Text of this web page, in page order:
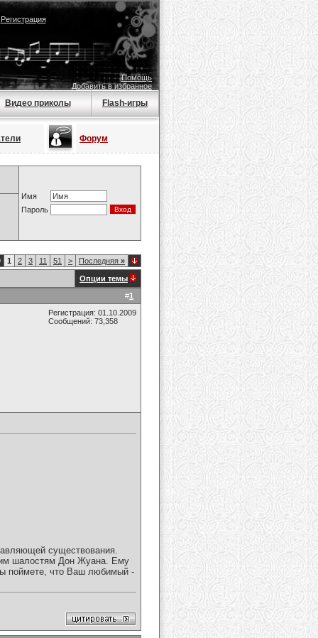
Регистрация
Помощь
Добавить в избранное
Видео приколы Flash-игры
Форум
Имя
Пароль
1 2 3 11 51 > Последняя »
Опции темы
#1
Регистрация: 01.10.2009
Сообщений: 73,358
существования.
шалостям Дон Жуана. Ему
поймете, что Ваш любимый -